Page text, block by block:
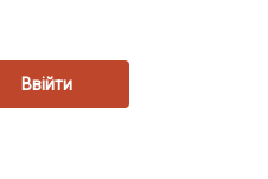
Ввійти